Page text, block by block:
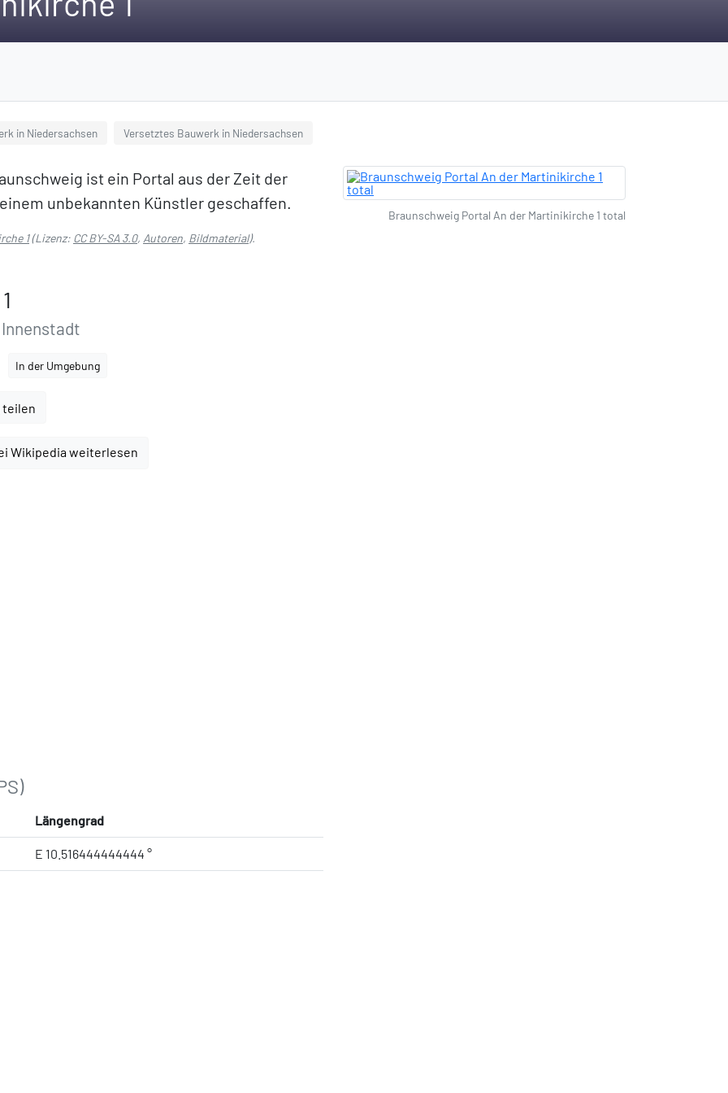
in Niedersachsen Versetztes Bauwerk in Niedersachsen
ist ein Portal aus der Zeit der
unbekannten Künstler geschaffen.
1(Lizenz: CC BY-SA 3.0, Autoren, Bildmaterial).
In der Umgebung
teilen
Wikipedia weiterlesen
Längengrad
E 10.516444444444 °
Braunschweig Portal An der Martinikirche 1 total